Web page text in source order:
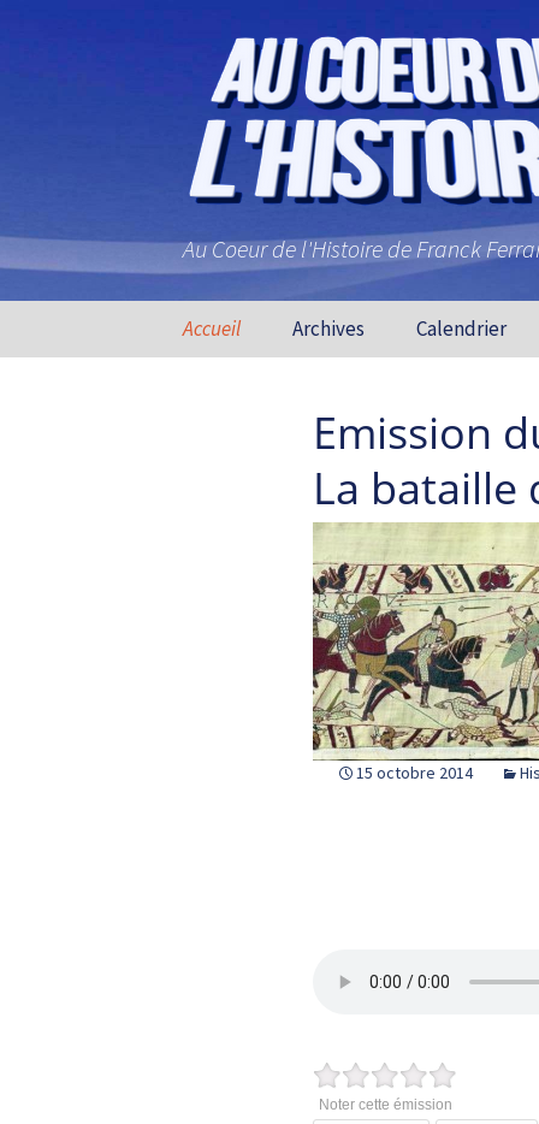
Au Coeur de l'Histoire de Franck
Aller au contenu principal
Accueil Archives Calendrier
Emission
La bataille
15 octobre 2014
Noter cette émission